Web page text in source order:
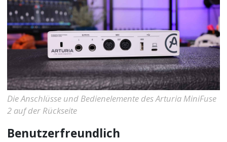
Die Anschlüsse und Bedienelemente des Arturia MiniFuse
2 auf der Rückseite
Benutzerfreundlich